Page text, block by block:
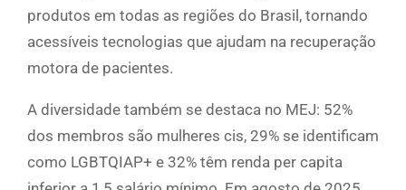
produtos em todas as regiões do Brasil, tornando
acessíveis tecnologias que ajudam na recuperação
motora de pacientes.
A diversidade também se destaca no MEJ: 52%
dos membros são mulheres cis, 29% se identificam
como LGBTQIAP+ e 32% têm renda per capita